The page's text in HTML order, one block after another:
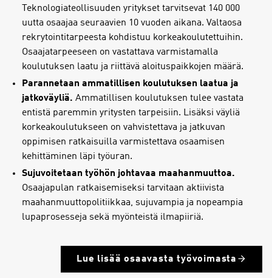
Teknologiateollisuuden yritykset tarvitsevat 140 000
uutta osaajaa seuraavien 10 vuoden aikana. Valtaosa
rekrytointitarpeesta kohdistuu korkeakoulutettuihin.
Osaajatarpeeseen on vastattava varmistamalla
koulutuksen laatu ja riittävä aloituspaikkojen määrä.
Parannetaan ammatillisen koulutuksen laatua ja
jatkoväyliä. Ammatillisen koulutuksen tulee vastata
entistä paremmin yritysten tarpeisiin. Lisäksi väyliä
korkeakoulutukseen on vahvistettava ja jatkuvan
oppimisen ratkaisuilla varmistettava osaamisen
kehittäminen läpi työuran.
Sujuvoitetaan työhön johtavaa maahanmuuttoa.
Osaajapulan ratkaisemiseksi tarvitaan aktiivista
maahanmuuttopolitiikkaa, sujuvampia ja nopeampia
lupaprosesseja sekä myönteistä ilmapiiriä.
Lue lisää osaavasta työvoimasta